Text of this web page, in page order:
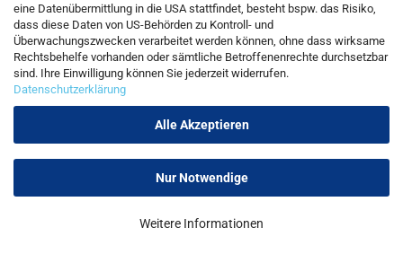
eine Datenübermittlung in die USA stattfindet, besteht bspw. das Risiko,
dass diese Daten von US-Behörden zu Kontroll- und
Überwachungszwecken verarbeitet werden können, ohne dass wirksame
Rechtsbehelfe vorhanden oder sämtliche Betroffenenrechte durchsetzbar
sind. Ihre Einwilligung können Sie jederzeit widerrufen.
Datenschutzerklärung
Alle Akzeptieren
Nur Notwendige
Weitere Informationen
Callback Service
Kontaktformular